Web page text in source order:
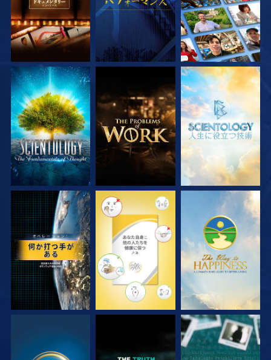
シリーズを探求 シリーズを探求 シリーズを探求
観る 観る 観る
観る 観る 観る